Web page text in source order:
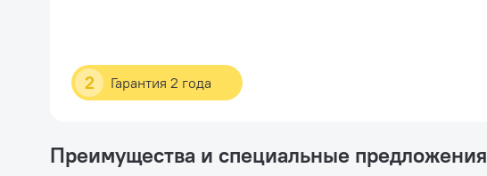
2 Гарантия 2 года
Преимущества и специальные предложения